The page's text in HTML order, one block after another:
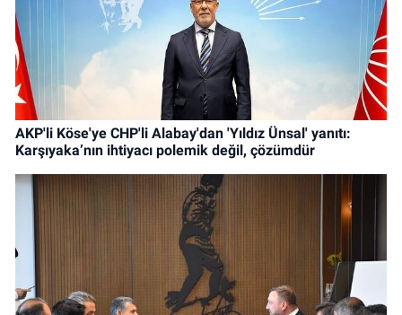
AKP'li Köse'ye CHP'li Alabay'dan 'Yıldız Ünsal' yanıtı:
Karşıyaka’nın ihtiyacı polemik değil, çözümdür